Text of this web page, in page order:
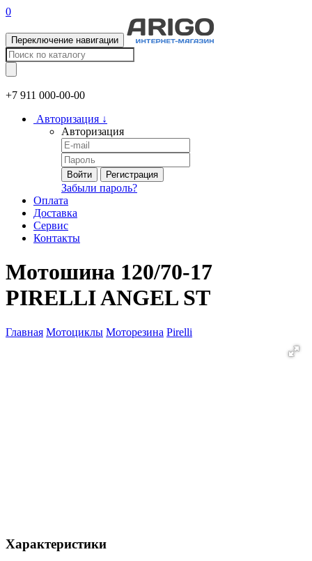
0
Переключение навигации
+7 911 000-00-00
Авторизация ↓
Авторизация
Войти Регистрация
Забыли пароль?
Оплата
Доставка
Сервис
Контакты
Мотошина 120/70-17
PIRELLI ANGEL ST
Главная Мотоциклы Моторезина Pirelli
Характеристики